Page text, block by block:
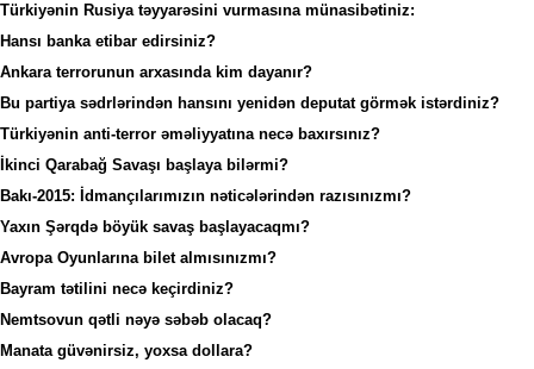
Türkiyənin Rusiya təyyarəsini vurmasına münasibətiniz:
Hansı banka etibar edirsiniz?
Ankara terrorunun arxasında kim dayanır?
Bu partiya sədrlərindən hansını yenidən deputat görmək istərdiniz?
Türkiyənin anti-terror əməliyyatına necə baxırsınız?
İkinci Qarabağ Savaşı başlaya bilərmi?
Bakı-2015: İdmançılarımızın nəticələrindən razısınızmı?
Yaxın Şərqdə böyük savaş başlayacaqmı?
Avropa Oyunlarına bilet almısınızmı?
Bayram tətilini necə keçirdiniz?
Nemtsovun qətli nəyə səbəb olacaq?
Manata güvənirsiz, yoxsa dollara?